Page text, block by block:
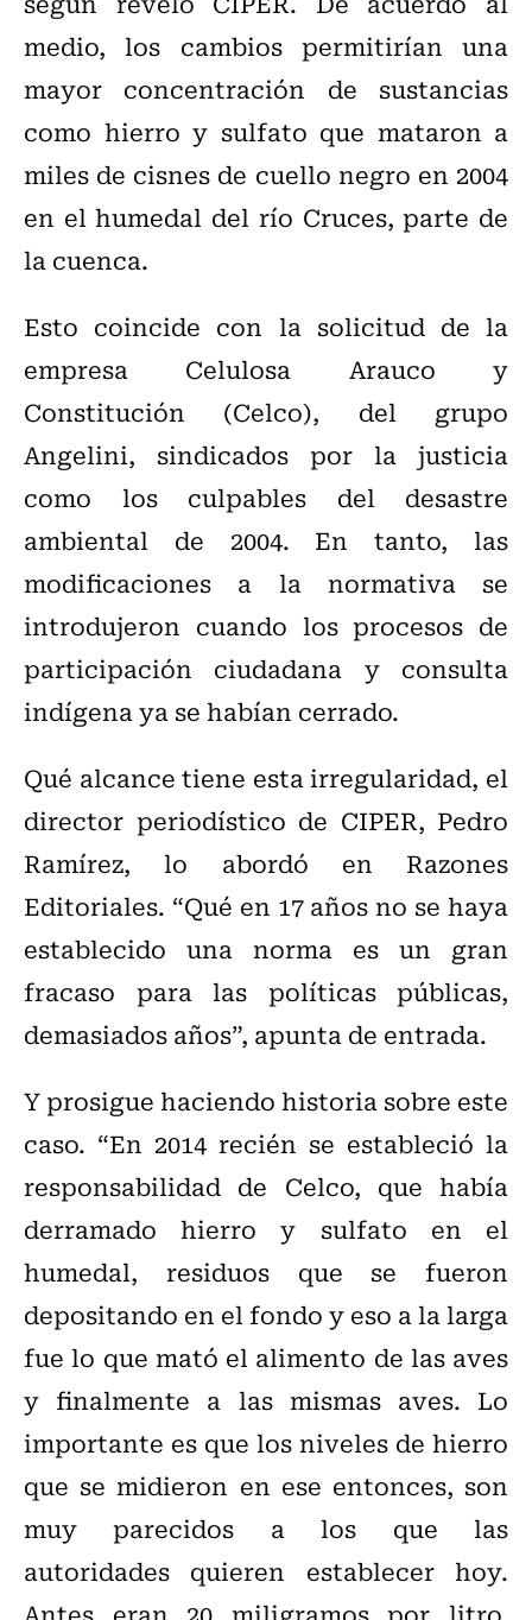
medio, los cambios permitirían una
mayor concentración de sustancias
como hierro y sulfato que mataron a
miles de cisnes de cuello negro en 2004
en el humedal del río Cruces, parte de
la cuenca.
Esto coincide con la solicitud de la
empresa Celulosa Arauco y
Constitución (Celco), del grupo
Angelini, sindicados por la justicia
como los culpables del desastre
ambiental de 2004. En tanto, las
modificaciones a la normativa se
introdujeron cuando los procesos de
participación ciudadana y consulta
indígena ya se habían cerrado.
Qué alcance tiene esta irregularidad, el
director periodístico de CIPER, Pedro
Ramírez, lo abordó en Razones
Editoriales. “Qué en 17 años no se haya
establecido una norma es un gran
fracaso para las políticas públicas,
demasiados años”, apunta de entrada.
Y prosigue haciendo historia sobre este
caso. “En 2014 recién se estableció la
responsabilidad de Celco, que había
derramado hierro y sulfato en el
humedal, residuos que se fueron
depositando en el fondo y eso a la larga
fue lo que mató el alimento de las aves
y finalmente a las mismas aves. Lo
importante es que los niveles de hierro
que se midieron en ese entonces, son
muy parecidos a los que las
autoridades quieren establecer hoy.